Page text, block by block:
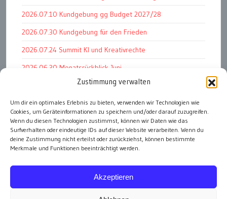
Zustimmung verwalten
Um dir ein optimales Erlebnis zu bieten, verwenden wir Technologien wie
Cookies, um Geräteinformationen zu speichern und/oder darauf zuzugreifen.
Wenn du diesen Technologien zustimmst, können wir Daten wie das
Surfverhalten oder eindeutige IDs auf dieser Website verarbeiten. Wenn du
deine Zustimmung nicht erteilst oder zurückziehst, können bestimmte
Merkmale und Funktionen beeinträchtigt werden.
Akzeptieren
2026.07.10 Kundgebung gg Budget 2027/28
2026.07.30 Kundgebung für den Frieden
2026.07.24 Summit KI und Kreativrechte
2026.06.30 Monatsrückblick Juni
2026.07.01 Markenwert Studie 2026
2026.07.07 Open Space im Weltmuseum
2026.06.26 PK Wirtschaftsminister und APG Vorstand
alle Events